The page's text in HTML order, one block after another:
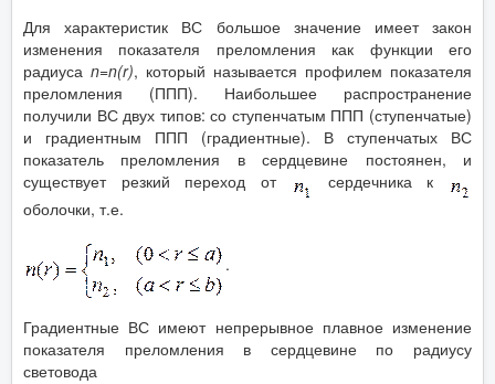
Для характеристик ВС большое значение имеет закон
изменения показателя преломления как функции его
радиуса n=n(r), который называется профилем показателя
преломления (ППП). Наибольшее распространение
получили ВС двух типов: со ступенчатым ППП (ступенчатые)
и градиентным ППП (градиентные). В ступенчатых ВС
показатель преломления в сердцевине постоянен, и
существует резкий переход от
сердечника к
оболочки, т.е.
.
Градиентные ВС имеют непрерывное плавное изменение
показателя преломления в сердцевине по радиусу
световода